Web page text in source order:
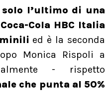
solo l’ultimo di una
Cola HBC Italia
ed è la seconda
Monica Rispoli a
- rispetto
che punta al 50%